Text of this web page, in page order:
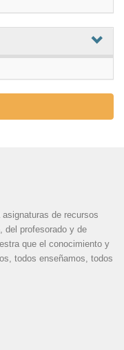
de recursos
del profesorado y de
que el conocimiento y
todos enseñamos, todos